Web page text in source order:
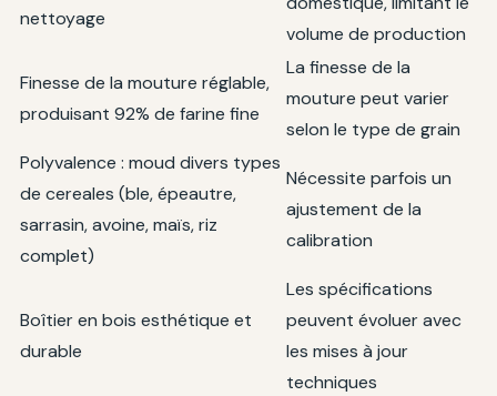
nettoyage
volume de production
Finesse de la mouture réglable,
produisant 92% de farine fine
La finesse de la
mouture peut varier
selon le type de grain
Polyvalence : moud divers types
de cereales (ble, épeautre,
sarrasin, avoine, maïs, riz
complet)
Nécessite parfois un
ajustement de la
calibration
Boîtier en bois esthétique et
durable
Les spécifications
peuvent évoluer avec
les mises à jour
techniques